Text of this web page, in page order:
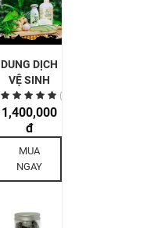
DUNG DỊCH
VỆ SINH
THẢO DƯỢC
MẸ KEN 1
LÍT
(2)
1,400,000
đ
MUA
NGAY